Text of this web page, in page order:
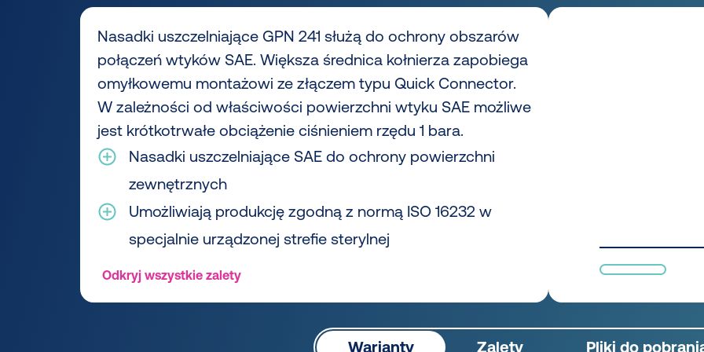
Nasadki uszczelniające GPN 241 służą do ochrony obszarów
połączeń wtyków SAE. Większa średnica kołnierza zapobiega
omyłkowemu montażowi ze złączem typu Quick Connector.
W zależności od właściwości powierzchni wtyku SAE możliwe
jest krótkotrwałe obciążenie ciśnieniem rzędu 1 bara.
Nasadki uszczelniające SAE do ochrony powierzchni
zewnętrznych
Umożliwiają produkcję zgodną z normą ISO 16232 w
specjalnie urządzonej strefie sterylnej
Odkryj wszystkie zalety
Warianty Zalety Pliki do